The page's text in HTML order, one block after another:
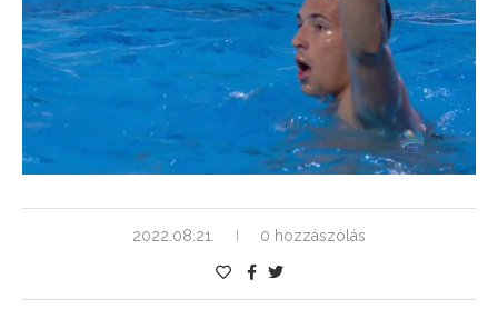
2022.08.21. 0 hozzászólás